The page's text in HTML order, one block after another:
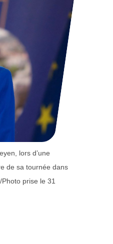
lors d’une
de sa tournée dans
prise le 31